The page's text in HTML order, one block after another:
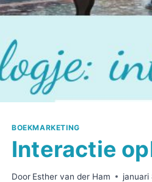
BOEKMARKETING
Interactie
Door Esther van der Ham januari